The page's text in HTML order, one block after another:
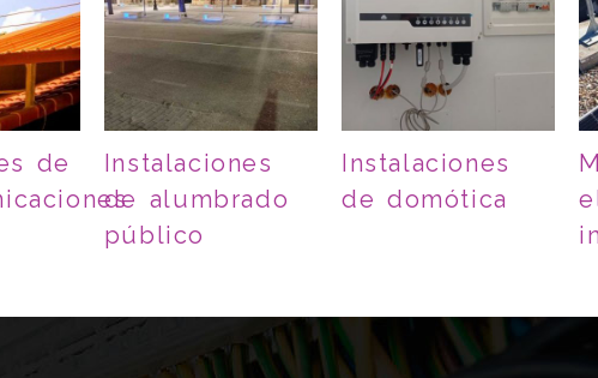
de
Instalaciones
de alumbrado
público
Instalaciones
de domótica